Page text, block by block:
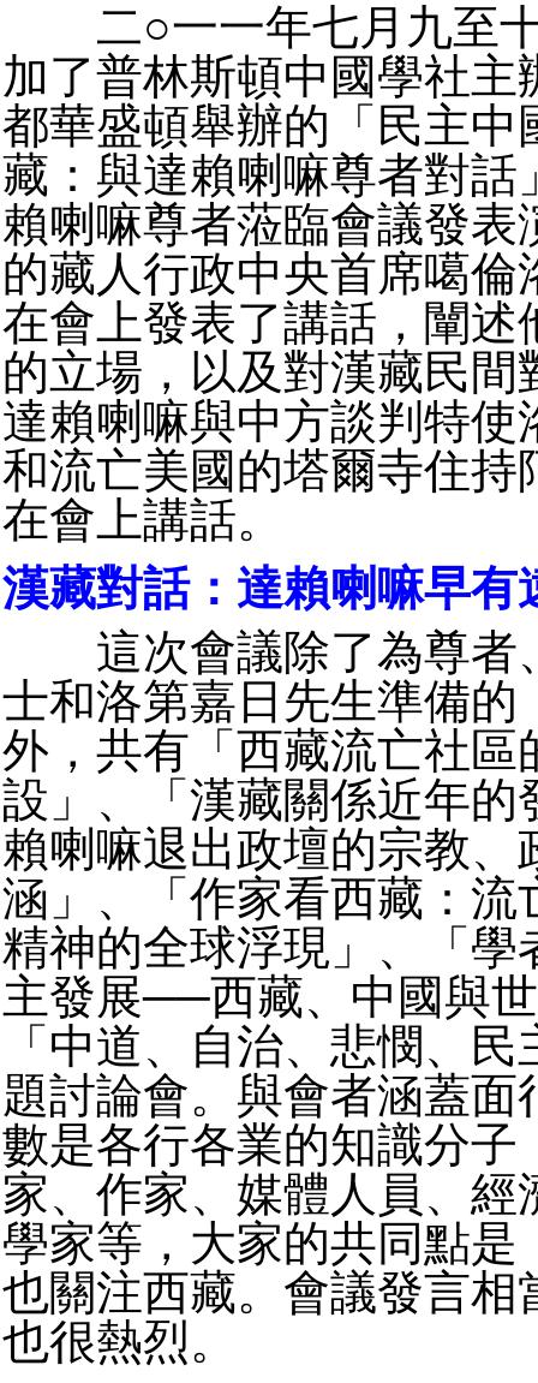
二○一一年七月九至十
加了普林斯頓中國學社主
都華盛頓舉辦的「民主中
藏：與達賴喇嘛尊者對話
賴喇嘛尊者蒞臨會議發表
的藏人行政中央首席噶倫
在會上發表了講話，闡述
的立場，以及對漢藏民間
達賴喇嘛與中方談判特使
和流亡美國的塔爾寺住持
在會上講話。
漢藏對話：達賴喇嘛早有
這次會議除了為尊者
士和洛第嘉日先生準備的
外，共有「西藏流亡社區
設」、「漢藏關係近年的
賴喇嘛退出政壇的宗教、
涵」、「作家看西藏：
精神的全球浮現」、「學
主發展──西藏、中國與
「中道、自治、悲憫、
題討論會。與會者涵蓋面
數是各行各業的知識分子
家、作家、媒體人員、經
學家等，大家的共同點是
也關注西藏。會議發言相
也很熱烈。